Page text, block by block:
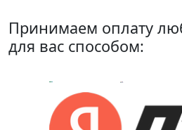
Принимаем оплату
для вас способом: